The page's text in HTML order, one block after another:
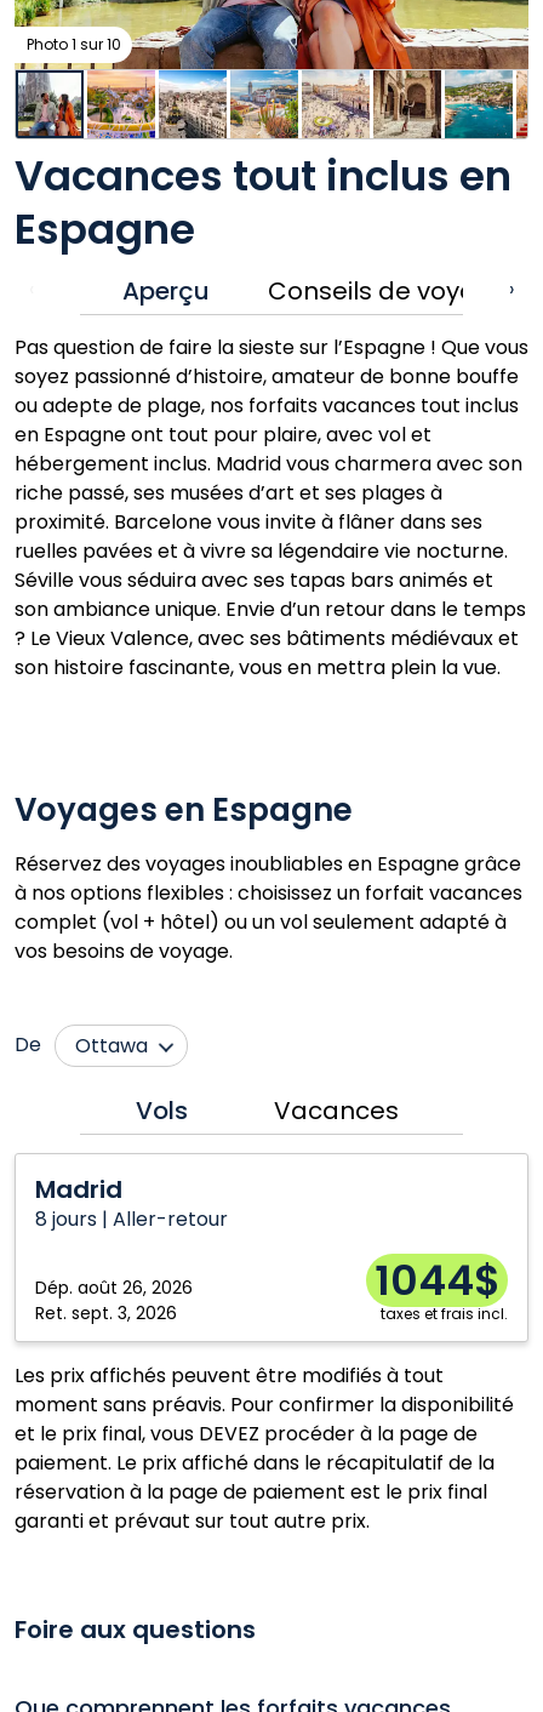
Vacances tout inclus en
Espagne
Aperçu Conseils de voyage ›
Pas question de faire la sieste sur l’Espagne ! Que vous
soyez passionné d’histoire, amateur de bonne bouffe
ou adepte de plage, nos forfaits vacances tout inclus
en Espagne ont tout pour plaire, avec vol et
hébergement inclus. Madrid vous charmera avec son
riche passé, ses musées d’art et ses plages à
proximité. Barcelone vous invite à flâner dans ses
ruelles pavées et à vivre sa légendaire vie nocturne.
Séville vous séduira avec ses tapas bars animés et
son ambiance unique. Envie d’un retour dans le temps
? Le Vieux Valence, avec ses bâtiments médiévaux et
son histoire fascinante, vous en mettra plein la vue.
Photo 1 sur 10
Voyages en Espagne
Réservez des voyages inoubliables en Espagne grâce
à nos options flexibles : choisissez un forfait vacances
complet (vol + hôtel) ou un vol seulement adapté à
vos besoins de voyage.
De
Ottawa
Billy Bishop Toronto
Calgary
Halifax
Montréal
Toronto
Vols Vacances
Madrid
8 jours | Aller-retour
Dép. août 26, 2026
Ret. sept. 3, 2026
1044$
taxes et frais incl.
Les prix affichés peuvent être modifiés à tout
moment sans préavis. Pour confirmer la disponibilité
et le prix final, vous DEVEZ procéder à la page de
paiement. Le prix affiché dans le récapitulatif de la
réservation à la page de paiement est le prix final
garanti et prévaut sur tout autre prix.
Foire aux questions